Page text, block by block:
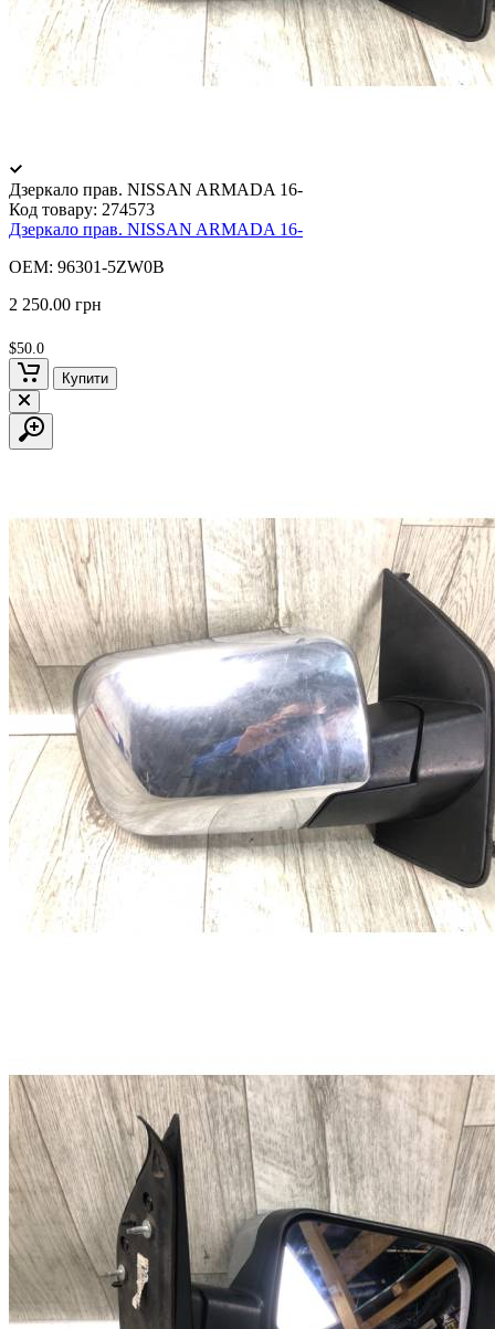
Дзеркало прав. NISSAN ARMADA 16-
Код товару: 274573
Дзеркало прав. NISSAN ARMADA 16-
OEM: 96301-5ZW0B
2 250.00 грн
$50.0
Купити